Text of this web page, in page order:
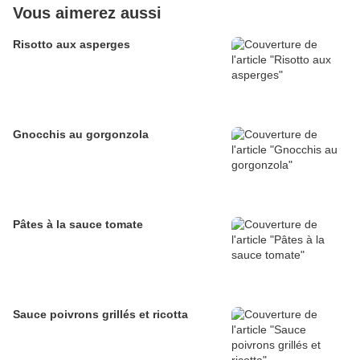
Vous aimerez aussi
Risotto aux asperges
Gnocchis au gorgonzola
Pâtes à la sauce tomate
Sauce poivrons grillés et ricotta